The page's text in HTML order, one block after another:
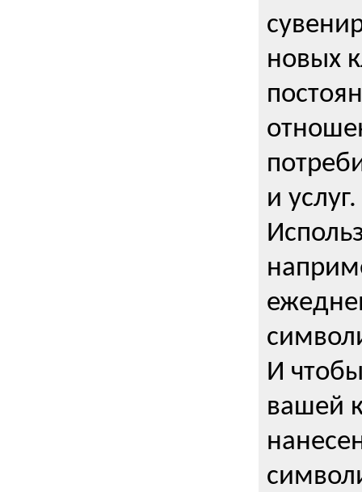
новых
и услуг.
И
вашей